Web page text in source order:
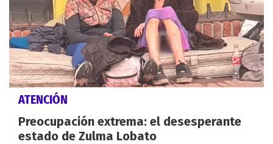
ATENCIÓN
Preocupación extrema: el desesperante
estado de Zulma Lobato